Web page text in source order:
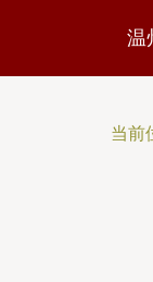
温
当前